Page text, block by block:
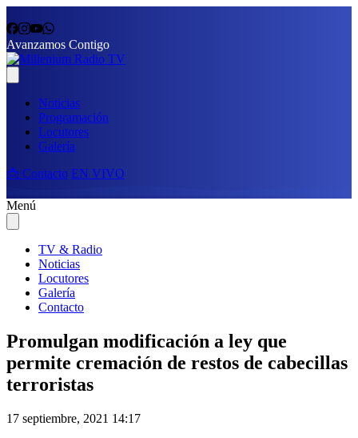
Avanzamos Contigo
Noticias
Programación
Locutores
Galería
📩 Contacto EN VIVO
Menú
TV & Radio
Noticias
Locutores
Galería
Contacto
Promulgan modificación a ley que
permite cremación de restos de cabecillas
terroristas
17 septiembre, 2021 14:17